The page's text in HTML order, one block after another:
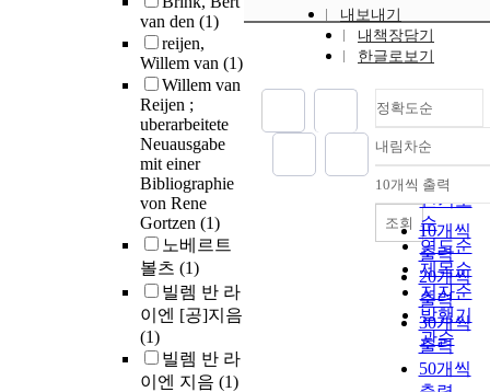
van den (1)
reijen,
Willem van (1)
Willem van
Reijen ;
uberarbeitete
Neuausgabe
mit einer
Bibliographie
von Rene
Gortzen (1)
노베르트
볼츠 (1)
빌렘 반 라
이엔 [공]지음
(1)
빌렘 반 라
이엔 지음 (1)
내보내기
내책장담기
한글로보기
정확도순
정확도
순
인기도
순
연도순
제목순
저자순
발행기
관순
내림차순
내림차순
10개씩 출력
10개씩
출력
20개씩
출력
30개씩
출력
50개씩
조회